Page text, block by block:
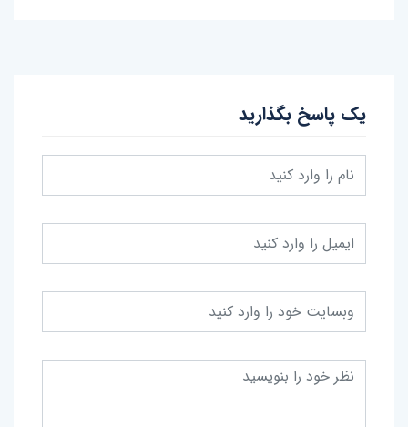
یک پاسخ بگذارید